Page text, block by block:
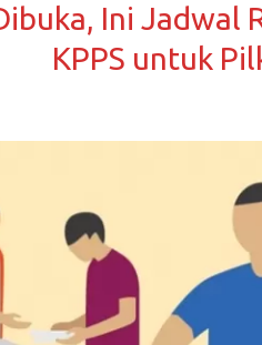
Ini Jadwal
KPPS untuk